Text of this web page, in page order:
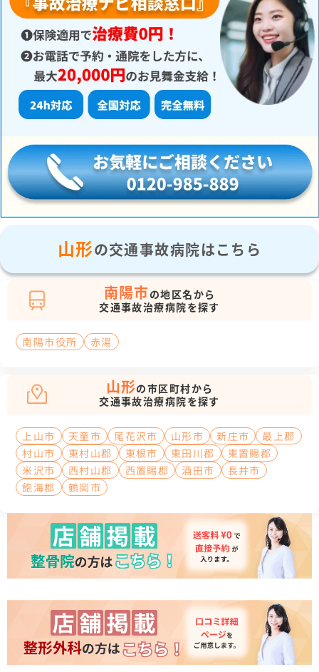
山形の交通事故病院はこちら
南陽市の地区名から
交通事故治療病院を探す
南陽市役所 赤湯
山形の市区町村から
交通事故治療病院を探す
上山市 天童市 尾花沢市 山形市 新庄市
最上郡
村山市
東村山郡 東根市 東田川郡
東置賜郡
米沢市
西村山郡 西置賜郡 酒田市
長井市
飽海郡
鶴岡市